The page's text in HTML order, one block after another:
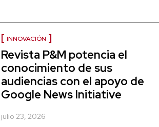
INNOVACIÓN
Revista P&M potencia el
conocimiento de sus
audiencias con el apoyo de
Google News Initiative
julio 23, 2026